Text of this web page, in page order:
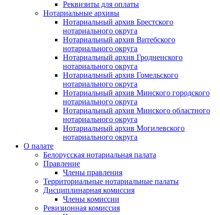
Реквизиты для оплаты
Нотариальные архивы
Нотариальный архив Брестского
нотариального округа
Нотариальный архив Витебского
нотариального округа
Нотариальный архив Гродненского
нотариального округа
Нотариальный архив Гомельского
нотариального округа
Нотариальный архив Минского городского
нотариального округа
Нотариальный архив Минского областного
нотариального округа
Нотариальный архив Могилевского
нотариального округа
О палате
Белорусская нотариальная палата
Правление
Члены правления
Территориальные нотариальные палаты
Дисциплинарная комиссия
Члены комиссии
Ревизионная комиссия